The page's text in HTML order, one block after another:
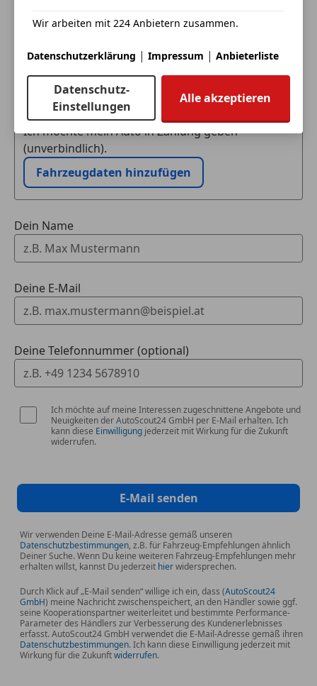
Eintauschwagen: Kaufen und verkaufen in nur einem
Ich möchte mein Auto in Zahlung geben
(unverbindlich).
Fahrzeugdaten hinzufügen
Dein Name
Deine E-Mail
Deine Telefonnummer (optional)
Ich möchte auf meine Interessen zugeschnittene Angebote und
Neuigkeiten der AutoScout24 GmbH per E-Mail erhalten. Ich
kann diese Einwilligung jederzeit mit Wirkung für die Zukunft
widerrufen.
E-Mail senden
Wir verwenden Deine E-Mail-Adresse gemäß unseren
Datenschutzbestimmungen, z.B. für Fahrzeug-Empfehlungen ähnlich
Deiner Suche. Wenn Du keine weiteren Fahrzeug-Empfehlungen mehr
erhalten willst, kannst Du jederzeit hierwidersprechen.
Durch Klick auf „E-Mail senden“ willige ich ein, dass (AutoScout24
GmbH) meine Nachricht zwischenspeichert, an den Händler sowie ggf.
seine Kooperationspartner weiterleitet und bestimmte Performance-
Parameter des Händlers zur Verbesserung des Kundenerlebnisses
erfasst. AutoScout24 GmbH verwendet die E-Mail-Adresse gemäß ihren
Datenschutzbestimmungen. Ich kann diese Einwilligung jederzeit mit
Wirkung für die Zukunftwiderrufen.
Wir arbeiten mit 224 Anbietern zusammen.
Datenschutzerklärung | Impressum | Anbieterliste
Datenschutz-
Einstellungen
Alle akzeptieren